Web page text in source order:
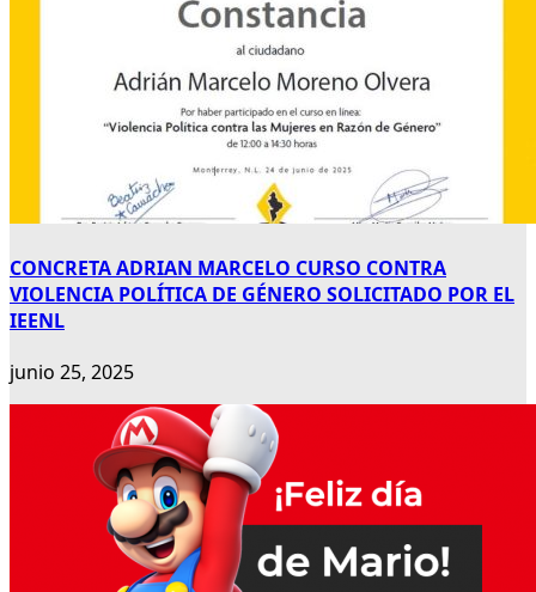
CONCRETA ADRIAN MARCELO CURSO CONTRA
VIOLENCIA POLÍTICA DE GÉNERO SOLICITADO POR EL
IEENL
junio 25, 2025